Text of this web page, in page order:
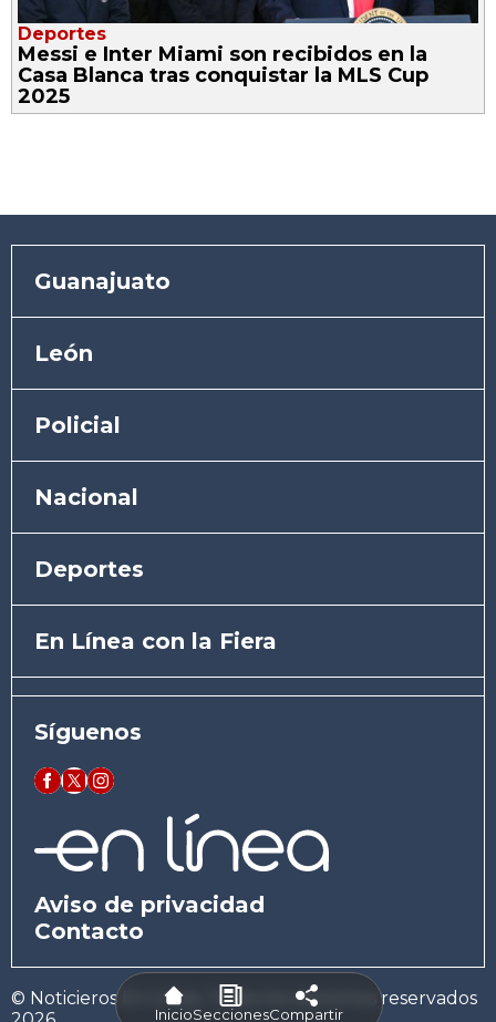
Deportes
Messi e Inter Miami son recibidos en la
Casa Blanca tras conquistar la MLS Cup
2025
Guanajuato
León
Policial
Nacional
Deportes
En Línea con la Fiera
Síguenos
Aviso de privacidad
Contacto
© Noticieros En Línea. Todos los derechos reservados
InicioSeccionesCompartir